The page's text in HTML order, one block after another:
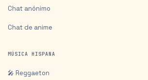
Chat anónimo
Chat de anime
MÚSICA HISPANA
🎤 Reggaeton